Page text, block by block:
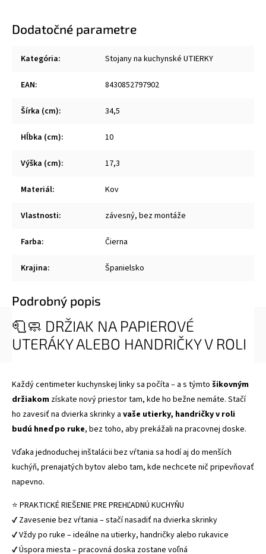
Dodatočné parametre
Kategória: Stojany na kuchynské UTIERKY
EAN: 8430852797902
Šírka (cm): 34,5
Hĺbka (cm): 10
Výška (cm): 17,3
Materiál: Kov
Vlastnosti: závesný, bez montáže
Farba: Čierna
Krajina: Španielsko
Podrobný popis
🧻🧼 DRŽIAK NA PAPIEROVÉ
UTERÁKY ALEBO HANDRIČKY V ROLI
Každý centimeter kuchynskej linky sa počíta – a s týmto šikovným
držiakom získate nový priestor tam, kde ho bežne nemáte. Stačí
ho zavesiť na dvierka skrinky a vaše utierky, handričky v roli
budú hneď po ruke, bez toho, aby prekážali na pracovnej doske.
Vďaka jednoduchej inštalácii bez vŕtania sa hodí aj do menších
kuchýň, prenajatých bytov alebo tam, kde nechcete nič pripevňovať
napevno.
⭐ PRAKTICKÉ RIEŠENIE PRE PREHĽADNÚ KUCHYŇU
✔ Zavesenie bez vŕtania – stačí nasadiť na dvierka skrinky
✔ Vždy po ruke – ideálne na utierky, handričky alebo rukavice
✔ Úspora miesta – pracovná doska zostane voľná